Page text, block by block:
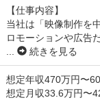
【仕事内容】
当社は「映像制作を
ロモーションや広告
続きを見る
想定年収470万円〜
想定月収33.6万円〜